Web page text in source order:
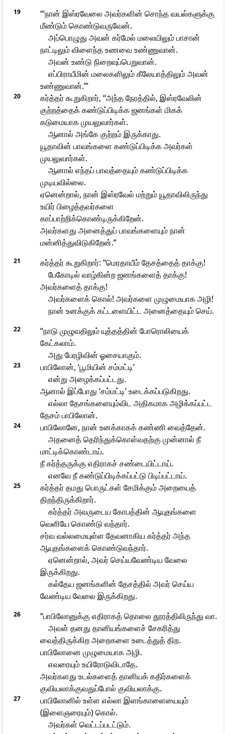
19
“‘நான் இஸ்ரவேலை அவர்களின் சொந்த வயல்களுக்கு
மீண்டும் கொண்டுவருவேன்.
அப்பொழுது அவன் கர்மேல் மலையிலும் பாசான்
நாட்டிலும் விளைந்த உணவை உண்ணுவான்.
அவன் உண்டு நிறைவுப்பெறுவான்.
எப்பிராயீமின் மலைகளிலும் கீலேயாத்திலும் அவன்
உண்ணுவான்.’”
20
கர்த்தர் கூறுகிறார், “அந்த நேரத்தில், இஸ்ரவேலின்
குற்றத்தைக் கண்டுப்பிடிக்க ஜனங்கள் மிகக்
கடுமையாக முயலுவார்கள்.
ஆனால் அங்கே குற்றம் இருக்காது.
யூதாவின் பாவங்களை கண்டுப்பிடிக்க அவர்கள்
முயலுவார்கள்.
ஆனால் எந்தப் பாவத்தையும் கண்டுப்பிடிக்க
முடியவில்லை.
ஏனென்றால், நான் இஸ்ரவேல் மற்றும் யூதாவிலிருந்து
உயிர் பிழைத்தவர்களை
காப்பாற்றிக்கொண்டிருக்கிறேன்.
அவர்களது அனைத்துப் பாவங்களையும் நான்
மன்னித்துவிடுகிறேன்.”
21
கர்த்தர் கூறுகிறார்: “மெரதாயீம் தேசத்தைத் தாக்கு!
பேகோடில் வாழ்கின்ற ஜனங்களைத் தாக்கு!
அவர்களைத் தாக்கு!
அவர்களைக் கொல்! அவர்களை முழுமையாக அழி!
நான் உனக்குக் கட்டளையிட்ட அனைத்தையும் செய்.
22
“நாடு முழுவதிலும் யுத்தத்தின் போரொலியைக்
கேட்கலாம்.
அது பேரழிவின் ஓசையாகும்.
23
பாபிலோன், ‘பூமியின் சம்மட்டி’
என்று அழைக்கப்பட்டது.
ஆனால் இப்போது ‘சம்மட்டி’ உடைக்கப்படுகிறது.
எல்லா தேசங்களையும்விட அதிகமாக அழிக்கப்பட்ட
தேசம் பாபிலோன்.
24
பாபிலோனே, நான் உனக்காகக் கண்ணி வைத்தேன்.
அதனைத் தெரிந்துக்கொள்வதற்கு முன்னால் நீ
மாட்டிக்கொண்டாய்.
நீ கர்த்தருக்கு எதிராகச் சண்டையிட்டாய்.
எனவே நீ கண்டுப்பிடிக்கப்பட்டு பிடிப்பட்டாய்.
25
கர்த்தர் தமது பொருட்கள் சேமிக்கும் அறையைத்
திறந்திருக்கிறார்.
கர்த்தர் அவருடைய கோபத்தின் ஆயுதங்களை
வெளியே கொண்டு வந்தார்.
சர்வ வல்லமையுள்ள தேவனாகிய கர்த்தர் அந்த
ஆயுதங்களைக் கொண்டுவந்தார்.
ஏனென்றால், அவர் செய்யவேண்டிய வேலை
இருக்கிறது.
கல்தேய ஜனங்களின் தேசத்தில் அவர் செய்ய
வேண்டிய வேலை இருக்கிறது.
26
“பாபிலோனுக்கு எதிராகத் தொலை தூரத்திலிருந்து வா.
அவள் தனது தானியங்களைச் சேகரித்து
வைத்திருக்கிற அறைகளை உடைத்துத் திற.
பாபிலோனை முழுமையாக அழி.
எவரையும் உயிரோடுவிடாதே.
அவர்களது உடல்களைத் தானியக் கதிர்களைக்
குவியலாக்குவதுப்போல் குவியலாக்கு.
27
பாபிலோனில் உள்ள எல்லா இளங்காளையையும்
(இளைஞரையும்) கொல்.
அவர்கள் வெட்டப்படட்டும்.